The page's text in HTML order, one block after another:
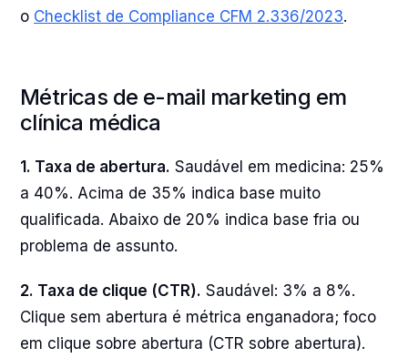
o Checklist de Compliance CFM 2.336/2023.
Métricas de e-mail marketing em
clínica médica
1. Taxa de abertura. Saudável em medicina: 25%
a 40%. Acima de 35% indica base muito
qualificada. Abaixo de 20% indica base fria ou
problema de assunto.
2. Taxa de clique (CTR). Saudável: 3% a 8%.
Clique sem abertura é métrica enganadora; foco
em clique sobre abertura (CTR sobre abertura).